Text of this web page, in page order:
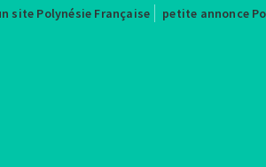
site Polynésie Française
petite annonce